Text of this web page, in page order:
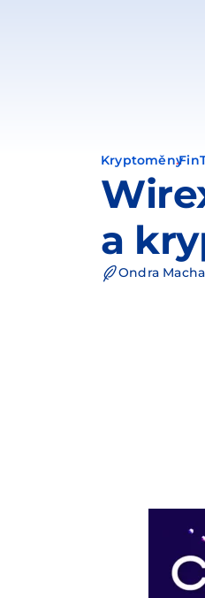
Kryptoměny
a
Ondra